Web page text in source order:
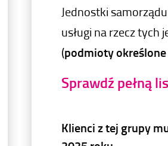
Jednostki
usługi na rzecz
(podmioty
Sprawdź pełną
Klienci z tej grupy